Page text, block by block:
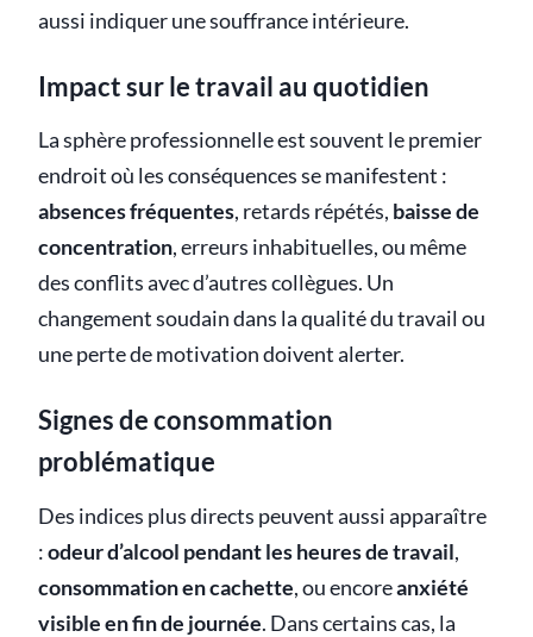
aussi indiquer une souffrance intérieure.
Impact sur le travail au quotidien
La sphère professionnelle est souvent le premier
endroit où les conséquences se manifestent :
absences fréquentes, retards répétés, baisse de
concentration, erreurs inhabituelles, ou même
des conflits avec d’autres collègues. Un
changement soudain dans la qualité du travail ou
une perte de motivation doivent alerter.
Signes de consommation
problématique
Des indices plus directs peuvent aussi apparaître
:odeur d’alcool pendant les heures de travail,
consommation en cachette, ou encoreanxiété
visible en fin de journée. Dans certains cas, la